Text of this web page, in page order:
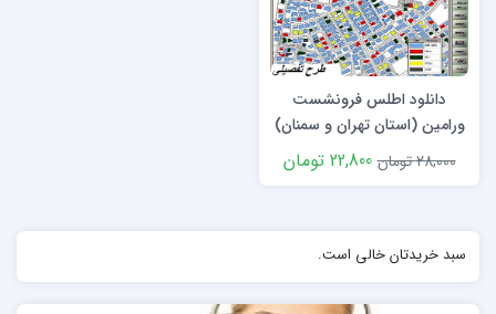
دانلود اطلس فرونشست
ورامین (استان تهران و سمنان)
28,000 تومان
22,800 تومان
سبد خریدتان خالی است.